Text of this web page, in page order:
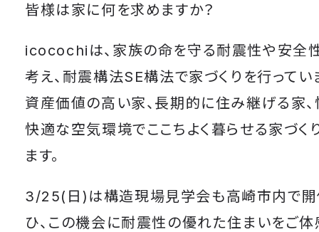
皆様は家に何を求めますか？
icocochiは、家族の命を守る耐震性や安全
考え、耐震構法SE構法で家づくりを行ってい
資産価値の高い家、長期的に住み継げる家、
快適な空気環境でここちよく暮らせる家づく
ます。
3/25(日)は構造現場見学会も高崎市内で開
ひ、この機会に耐震性の優れた住まいをご体